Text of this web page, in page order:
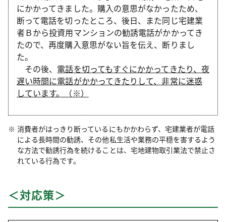
にかかってきました。購入の意思がなかったため、
断って電話を切ったところ、後日、また同じ宅建業
者Ｂから投資用マンションの勧誘電話がかかってき
たので、再度購入意思がない旨を伝え、断りまし
た。
その後、 電話を切ってもすぐにかかってきたり、夜
遅い時間に電話がかかってきたりして、非常に迷惑
しています。（※）
消費者がはっきり断っているにもかかわらず、宅建業者が電話
による長時間の勧誘、その他私生活や業務の平穏を害するよう
な方法で勧誘行為を続けることは、宅地建物取引業法で禁止さ
れている行為です。
＜対応策＞